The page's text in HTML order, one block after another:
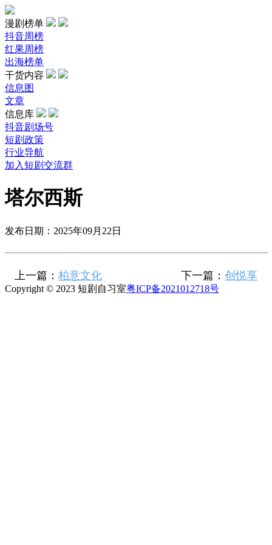
漫剧榜单
抖音周榜
红果周榜
出海榜单
干货内容
信息图
文章
信息库
抖音剧场号
短剧政策
行业导航
加入短剧交流群
塔尔西斯
发布日期：2025年09月22日
上一篇： 柏意文化 下一篇： 创悦享
Copyright © 2023 短剧自习室粤ICP备2021012718号